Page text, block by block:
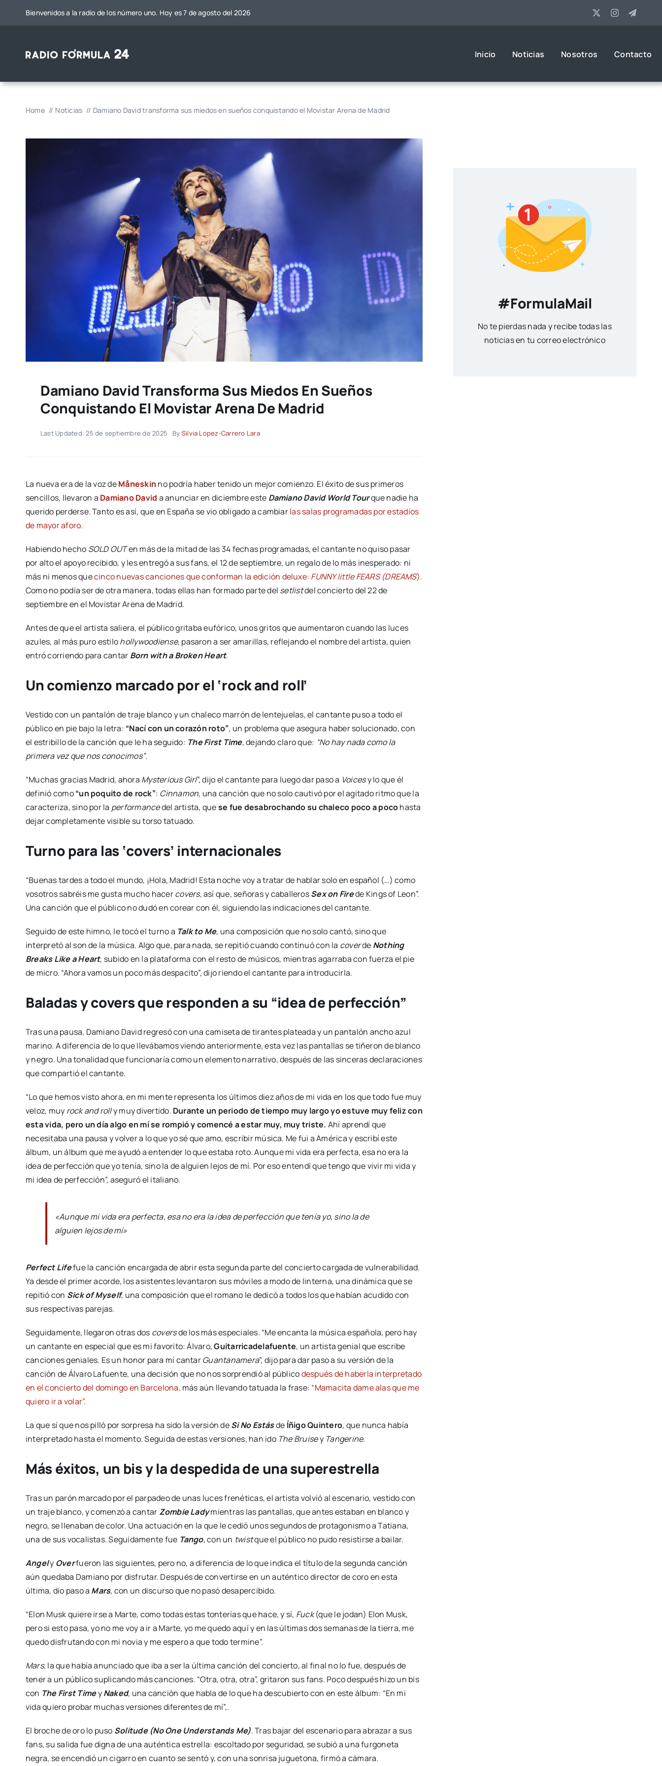
Bienvenidos a la radio de los número uno. Hoy es 7 de agosto del 2026
Inicio Noticias Nosotros Contacto
Home Noticias Damiano David transforma sus miedos en sueños conquistando el Movistar Arena de Madrid
Damiano David Transforma Sus Miedos En Sueños
Conquistando El Movistar Arena De Madrid
Last Updated: 25 de septiembre de 2025 By Silvia Lopez-Carrero Lara
La nueva era de la voz deMåneskin no podría haber tenido un mejor comienzo. El éxito de sus primeros
sencillos, llevaron a Damiano David a anunciar en diciembre este Damiano David World Tourque nadie ha
querido perderse. Tanto es así, que en España se vio obligado a cambiarlas salas programadas por estadios
de mayor aforo.
Habiendo hecho SOLD OUTen más de la mitad de las 34 fechas programadas, el cantante no quiso pasar
por alto el apoyo recibido, y les entregó a sus fans, el 12 de septiembre, un regalo de lo más inesperado: ni
más ni menos quecinco nuevas canciones que conforman la edición deluxe: FUNNY little FEARS (DREAMS).
Como no podía ser de otra manera, todas ellas han formado parte del setlistdel concierto del 22 de
septiembre en el Movistar Arena de Madrid.
Antes de que el artista saliera, el público gritaba eufórico, unos gritos que aumentaron cuando las luces
azules, al más puro estilohollywoodiense, pasaron a ser amarillas, reflejando el nombre del artista, quien
entró corriendo para cantar Born with a Broken Heart.
Un comienzo marcado por el ‘rock and roll’
Vestido con un pantalón de traje blanco y un chaleco marrón de lentejuelas, el cantante puso a todo el
público en pie bajo la letra: “Nací con un corazón roto”, un problema que asegura haber solucionado, con
el estribillo de la canción que le ha seguido: The First Time, dejando claro que: “No hay nada como la
primera vez que nos conocimos”.
“Muchas gracias Madrid, ahora Mysterious Girl”, dijo el cantante para luego dar paso a Voicesy lo que él
definió como“un poquito de rock”: Cinnamon, una canción que no solo cautivó por el agitado ritmo que la
caracteriza, sino por la performancedel artista, quese fue desabrochando su chaleco poco a pocohasta
dejar completamente visible su torso tatuado.
Turno para las ‘covers’ internacionales
“Buenas tardes a todo el mundo, ¡Hola, Madrid! Esta noche voy a tratar de hablar solo en español (…) como
vosotros sabréis me gusta mucho hacercovers, así que, señoras y caballerosSex on Firede Kings of Leon”.
Una canción que el público no dudó en corear con él, siguiendo las indicaciones del cantante.
Seguido de este himno, le tocó el turno a Talk to Me, una composición que no solo cantó, sino que
interpretó al son de la música. Algo que, para nada, se repitió cuando continuó con la coverde Nothing
Breaks Like a Heart, subido en la plataforma con el resto de músicos, mientras agarraba con fuerza el pie
de micro. “Ahora vamos un poco más despacito”, dijo riendo el cantante para introducirla.
Baladas y covers que responden a su “idea de perfección”
Tras una pausa, Damiano David regresó con una camiseta de tirantes plateada y un pantalón ancho azul
marino. A diferencia de lo que llevábamos viendo anteriormente, esta vez las pantallas se tiñeron de blanco
y negro. Una tonalidad que funcionaría como un elemento narrativo, después de las sinceras declaraciones
que compartió el cantante.
“Lo que hemos visto ahora, en mi mente representa los últimos diez años de mi vida en los que todo fue muy
veloz, muy rock and rolly muy divertido. Durante un periodo de tiempo muy largo yo estuve muy feliz con
esta vida, pero un día algo en mí se rompió y comencé a estar muy, muy triste. Ahí aprendí que
necesitaba una pausa y volver a lo que yo sé que amo, escribir música. Me fui a América y escribí este
álbum, un álbum que me ayudó a entender lo que estaba roto. Aunque mi vida era perfecta, esa no era la
idea de perfección que yo tenía, sino la de alguien lejos de mí. Por eso entendí que tengo que vivir mi vida y
mi idea de perfección”, aseguró el italiano.
«Aunque mi vida era perfecta, esa no era la idea de perfección que tenía yo, sino la de
alguien lejos de mí»
Perfect Lifefue la canción encargada de abrir esta segunda parte del concierto cargada de vulnerabilidad.
Ya desde el primer acorde, los asistentes levantaron sus móviles a modo de linterna, una dinámica que se
repitió con Sick of Myself, una composición que el romano le dedicó a todos los que habían acudido con
sus respectivas parejas.
Seguidamente, llegaron otras dos coversde los más especiales. “Me encanta la música española, pero hay
un cantante en especial que es mi favorito: Álvaro,Guitarricadelafuente, un artista genial que escribe
canciones geniales. Es un honor para mí cantarGuantanamera”, dijo para dar paso a su versión de la
canción de Álvaro Lafuente, una decisión que no nos sorprendió al públicodespués de haberla interpretado
en el concierto del domingo en Barcelona, más aún llevando tatuada la frase: “Mamacita dame alas que me
quiero ir a volar”.
La que sí que nos pilló por sorpresa ha sido la versión deSi No Estásde Íñigo Quintero, que nunca había
interpretado hasta el momento. Seguida de estas versiones, han ido The Bruisey Tangerine.
Más éxitos, un bis y la despedida de una superestrella
Tras un parón marcado por el parpadeo de unas luces frenéticas, el artista volvió al escenario, vestido con
un traje blanco, y comenzó a cantar Zombie Ladymientras las pantallas, que antes estaban en blanco y
negro, se llenaban de color. Una actuación en la que le cedió unos segundos de protagonismo a Tatiana,
una de sus vocalistas. Seguidamente fue Tango, con un twistque el público no pudo resistirse a bailar.
Angely Overfueron las siguientes, pero no, a diferencia de lo que indica el título de la segunda canción
aún quedaba Damiano por disfrutar. Después de convertirse en un auténtico director de coro en esta
última, dio paso a Mars, con un discurso que no pasó desapercibido.
“Elon Musk quiere irse a Marte, como todas estas tonterías que hace, y sí, Fuck(que le jodan) Elon Musk,
pero si esto pasa, yo no me voy a ir a Marte, yo me quedo aquí y en las últimas dos semanas de la tierra, me
quedo disfrutando con mi novia y me espero a que todo termine”.
Mars, la que había anunciado que iba a ser la última canción del concierto, al final no lo fue, después de
tener a un público suplicando más canciones. “Otra, otra, otra”, gritaron sus fans. Poco después hizo un bis
con The First TimeyNaked, una canción que habla de lo que ha descubierto con en este álbum: “En mi
vida quiero probar muchas versiones diferentes de mí”,.
El broche de oro lo puso Solitude (No One Understands Me). Tras bajar del escenario para abrazar a sus
fans, su salida fue digna de una auténtica estrella: escoltado por seguridad, se subió a una furgoneta
negra, se encendió un cigarro en cuanto se sentó y, con una sonrisa juguetona, firmó a cámara.
#FormulaMail
No te pierdas nada y recibe todas las
noticias en tu correo electrónico